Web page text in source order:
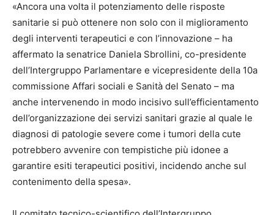
«Ancora una volta il potenziamento delle risposte
sanitarie si può ottenere non solo con il miglioramento
degli interventi terapeutici e con l’innovazione – ha
affermato la senatrice Daniela Sbrollini, co-presidente
dell’Intergruppo Parlamentare e vicepresidente della 10a
commissione Affari sociali e Sanità del Senato – ma
anche intervenendo in modo incisivo sull’efficientamento
dell’organizzazione dei servizi sanitari grazie al quale le
diagnosi di patologie severe come i tumori della cute
potrebbero avvenire con tempistiche più idonee a
garantire esiti terapeutici positivi, incidendo anche sul
contenimento della spesa».